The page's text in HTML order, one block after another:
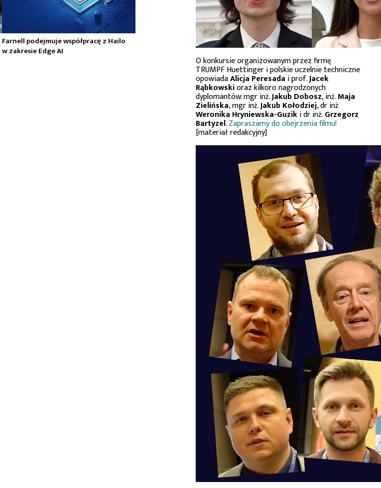
Farnell podejmuje współpracę z Hailo
w zakresie Edge AI
O konkursie organizowanym przez firmę
TRUMPF Huettinger i polskie uczelnie techniczne
opowiadaAlicja Peresada i prof.Jacek
Rąbkowskioraz kilkoro nagrodzonych
dyplomantów: mgr inż.Jakub Dobosz, inż.Maja
Zielińska, mgr inż.Jakub Kołodziej, dr inż
Weronika Hryniewska-Guziki dr inż.Grzegorz
Bartyzel.Zapraszamy do obejrzenia filmu!
[materiał redakcyjny]